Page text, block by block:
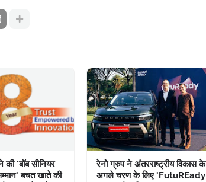
'बॉब सीनियर
बचत खाते की
रेनो ग्रुप ने अंतरराष्ट्रीय विकास के
अगले चरण के लिए 'FutuREady